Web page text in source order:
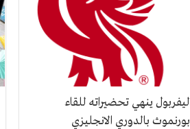
ليفربول ينهي تحضيراته للقاء
بورنموث بالدوري الانجليزي